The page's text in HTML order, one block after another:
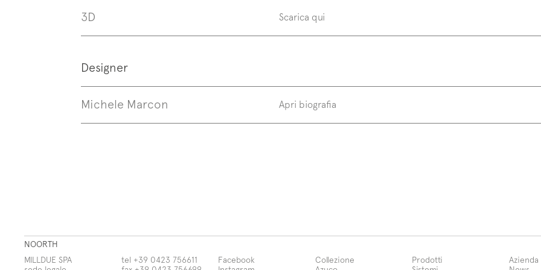
3D Scarica qui
Designer
Michele Marcon Apri biografia
NOORTH
MILLDUE SPA
tel +39 0423 756611
Facebook
Collezione
Prodotti
Azienda